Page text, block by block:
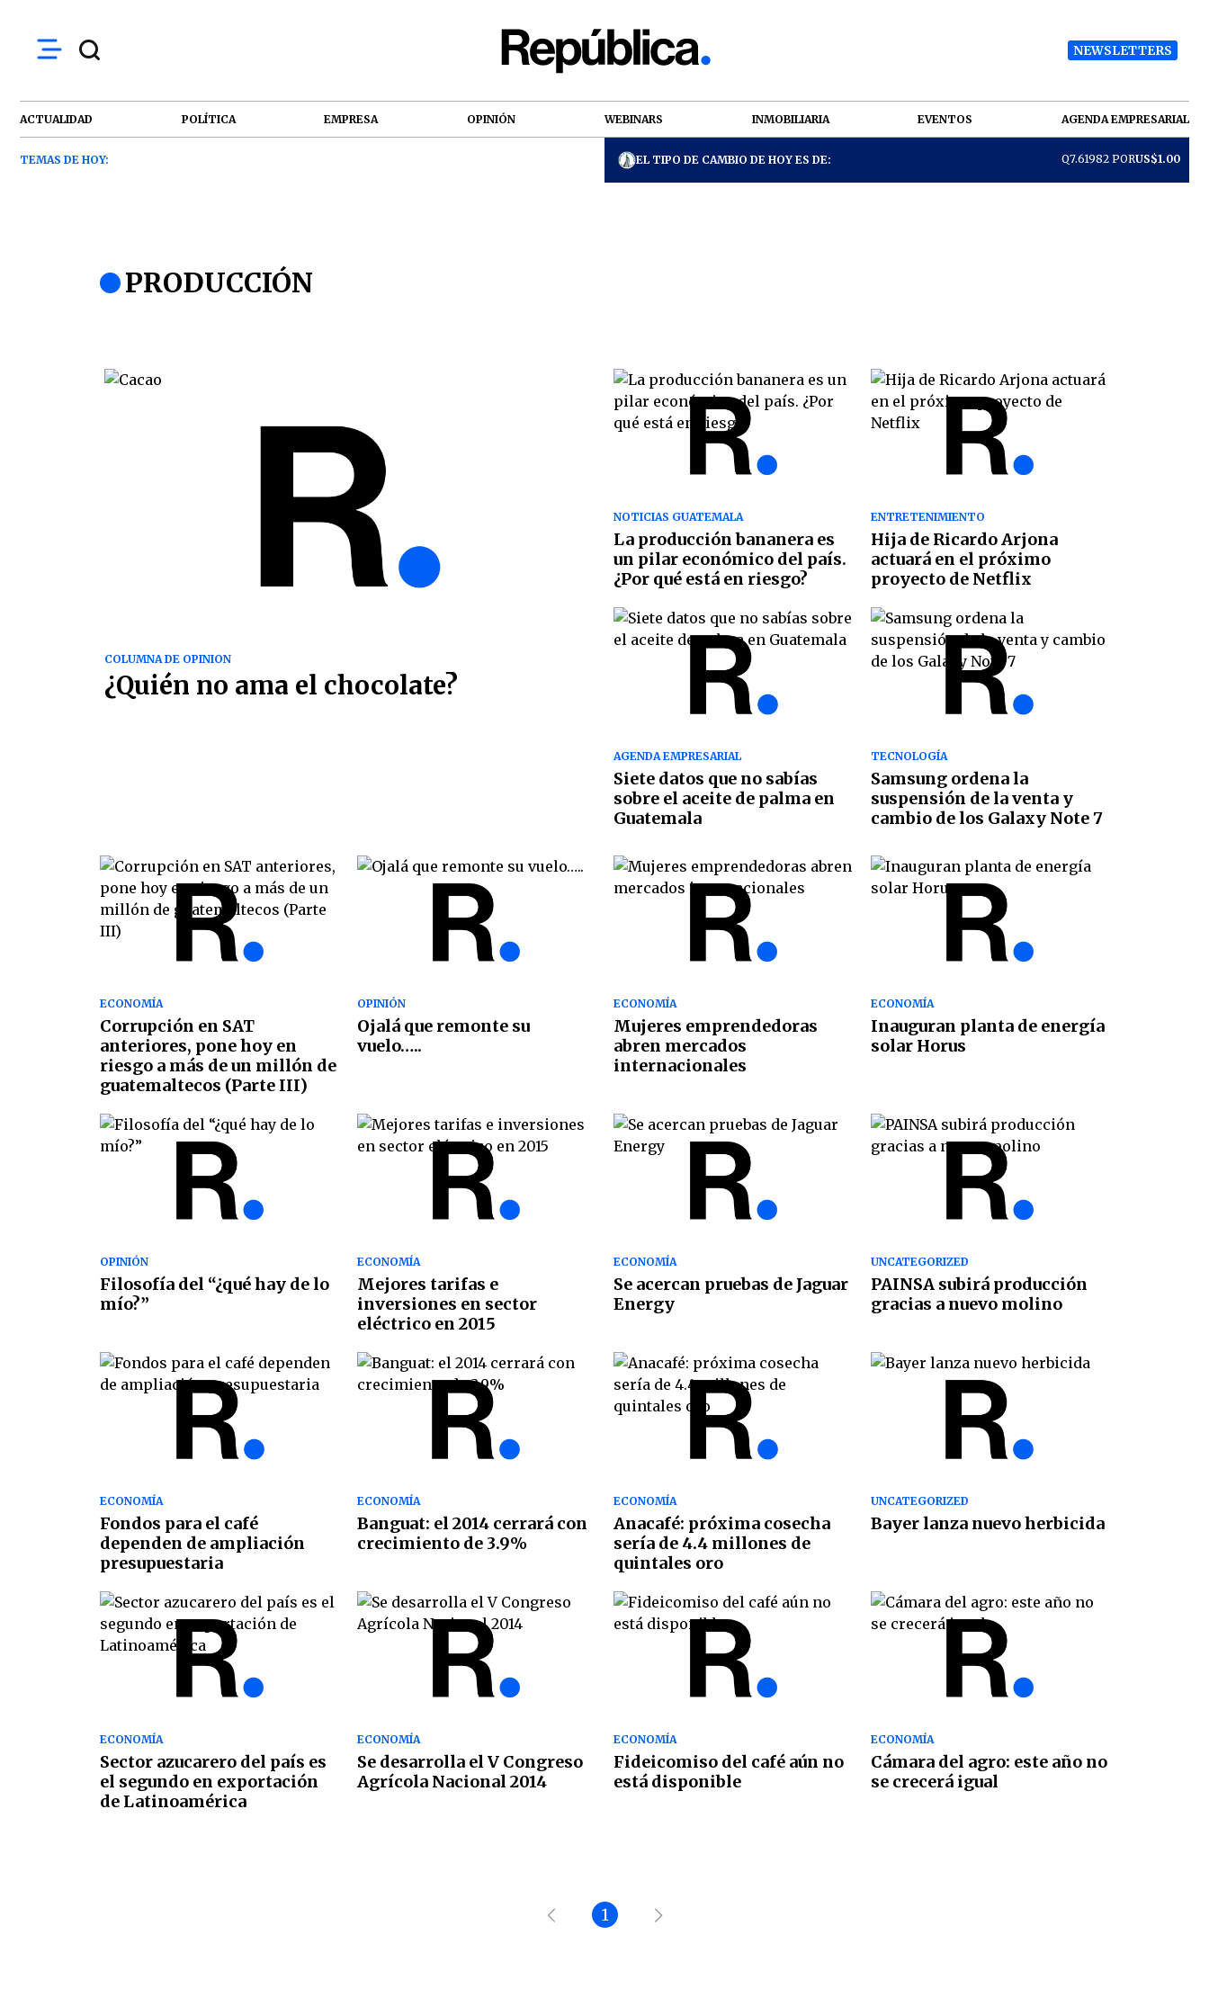
NEWSLETTERS
ACTUALIDAD POLÍTICA EMPRESA OPINIÓN WEBINARS INMOBILIARIA EVENTOS AGENDA EMPRESARIAL
TEMAS DE HOY: EL TIPO DE CAMBIO DE HOY ES DE: Q7.61982 PORUS$1.00
PRODUCCIÓN
COLUMNA DE OPINION
¿Quién no ama el chocolate?
NOTICIAS GUATEMALA
La producción bananera es
un pilar económico del país.
¿Por qué está en riesgo?
ENTRETENIMIENTO
Hija de Ricardo Arjona
actuará en el próximo
proyecto de Netflix
AGENDA EMPRESARIAL
Siete datos que no sabías
sobre el aceite de palma en
Guatemala
TECNOLOGÍA
Samsung ordena la
suspensión de la venta y
cambio de los Galaxy Note 7
ECONOMÍA
Corrupción en SAT
anteriores, pone hoy en
riesgo a más de un millón de
guatemaltecos (Parte III)
OPINIÓN
Ojalá que remonte su
vuelo…..
ECONOMÍA
Mujeres emprendedoras
abren mercados
internacionales
ECONOMÍA
Inauguran planta de energía
solar Horus
OPINIÓN
Filosofía del “¿qué hay de lo
mío?”
ECONOMÍA
Mejores tarifas e
inversiones en sector
eléctrico en 2015
ECONOMÍA
Se acercan pruebas de Jaguar
Energy
UNCATEGORIZED
PAINSA subirá producción
gracias a nuevo molino
ECONOMÍA
Fondos para el café
dependen de ampliación
presupuestaria
ECONOMÍA
Banguat: el 2014 cerrará con
crecimiento de 3.9%
ECONOMÍA
Anacafé: próxima cosecha
sería de 4.4 millones de
quintales oro
UNCATEGORIZED
Bayer lanza nuevo herbicida
ECONOMÍA
Sector azucarero del país es
el segundo en exportación
de Latinoamérica
ECONOMÍA
Se desarrolla el V Congreso
Agrícola Nacional 2014
ECONOMÍA
Fideicomiso del café aún no
está disponible
ECONOMÍA
Cámara del agro: este año no
se crecerá igual
1